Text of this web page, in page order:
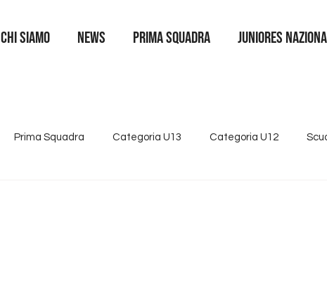
Chi siamo News Prima squadra juniores
Prima Squadra Categoria U13 Categoria U12